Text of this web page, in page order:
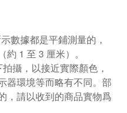
數據都是平鋪測量的，
1 至 3 厘米）。
攝，以接近實際顏色，
器環境等而略有不同。部
，請以收到的商品實物爲